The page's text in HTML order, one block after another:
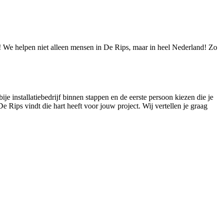
helpen niet alleen mensen in De Rips, maar in heel Nederland! Zo
installatiebedrijf binnen stappen en de eerste persoon kiezen die je
Rips vindt die hart heeft voor jouw project. Wij vertellen je graag